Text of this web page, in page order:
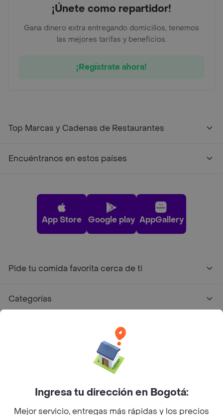
¡Únete como repartidor!
Gana dinero extra entregando domicilios, tenemos
las mejores tarifas y beneficios.
¡Regístrate ahora!
Top Marcas y Cadenas de Restaurantes
Encuéntranos en estos países
App Store Google play AppGallery
Pide tu comida favorita cerca de ti
Categorías
Facebook
Twitter
Instagram
©2026Rappi Inc. All rights reserved.
Ingresa tu dirección en Bogotá:
Mejor servicio, entregas más rápidas y los precios